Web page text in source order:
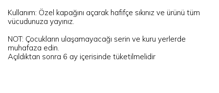
Kullanım: Özel kapağını açarak hafifçe sıkınız ve ürünü tüm
vücudunuza yayınız.
NOT: Çocukların ulaşamayacağı serin ve kuru yerlerde
muhafaza edin.
Açıldıktan sonra 6 ay içerisinde tüketilmelidir